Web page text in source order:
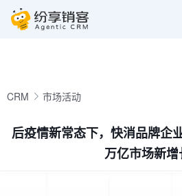
CRM 市场活动
后疫情新常态下，快消品牌企
万亿市场新增